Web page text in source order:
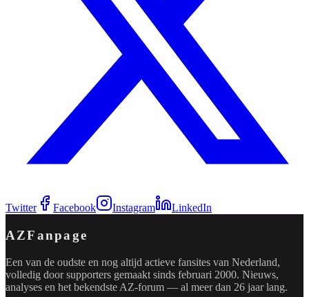
Twitter Facebook Instagram LinkedIn
AZFanpage
Een van de oudste en nog altijd actieve fansites van Nederland,
volledig door supporters gemaakt sinds februari 2000. Nieuws,
analyses en het bekendste AZ-forum — al meer dan 26 jaar lang.